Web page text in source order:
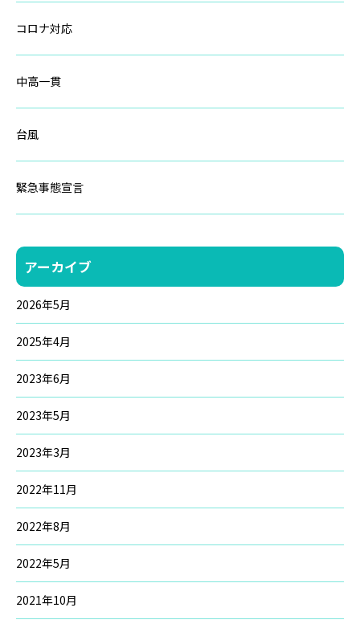
コロナ対応
中高一貫
台風
緊急事態宣言
アーカイブ
2026年5月
2025年4月
2023年6月
2023年5月
2023年3月
2022年11月
2022年8月
2022年5月
2021年10月